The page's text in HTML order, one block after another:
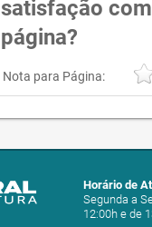
satisfação
página?
Nota para Página:
Horário de
Segunda a
12:00h e de